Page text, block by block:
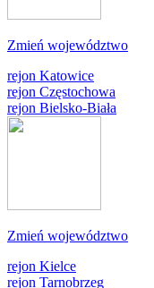
Zmień województwo
rejon Katowice
rejon Częstochowa
rejon Bielsko-Biała
Zmień województwo
rejon Kielce
rejon Tarnobrzeg